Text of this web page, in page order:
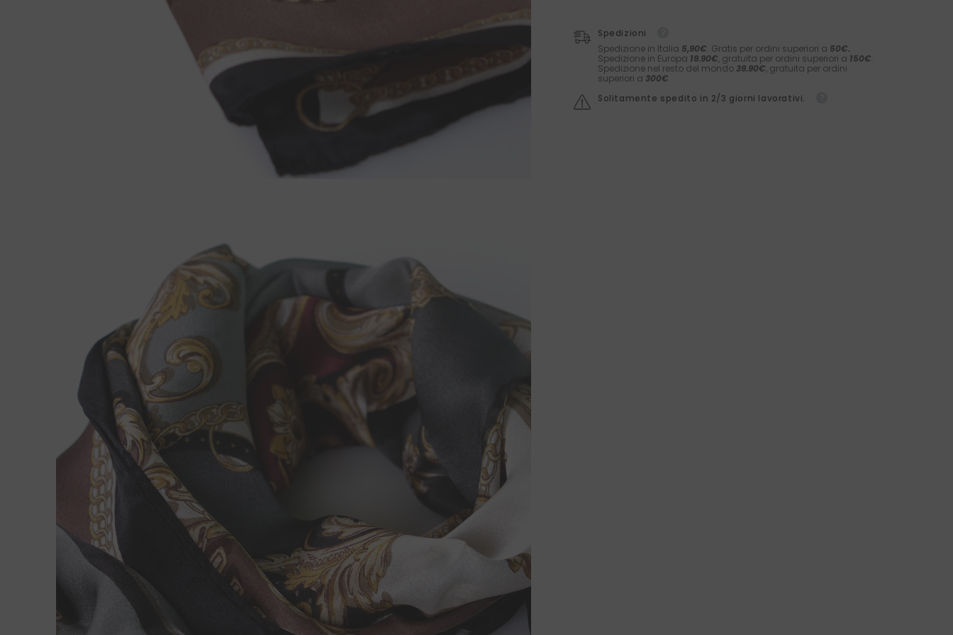
Spedizioni
Spedizione in Italia 5,90€. Gratis per ordini superiori a 50€.
Spedizione in Europa 19.90€, gratuita per ordini superiori a 150€.
Spedizione nel resto del mondo 39.90€, gratuita per ordini
superiori a 300€
Solitamente spedito in 2/3 giorni lavorativi.